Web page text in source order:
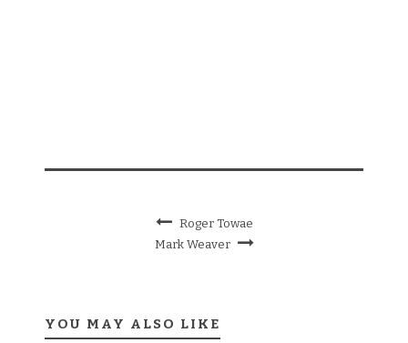
Roger Towae
Mark Weaver
YOU MAY ALSO LIKE